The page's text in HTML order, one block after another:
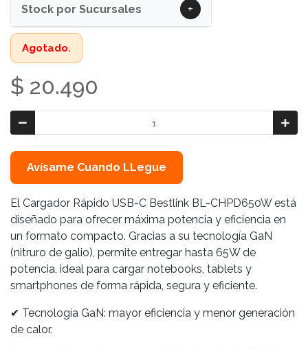
Stock por Sucursales +
Agotado.
$ 20.490
Avísame Cuando LLegue
El Cargador Rápido USB-C Bestlink BL-CHPD650W está
diseñado para ofrecer máxima potencia y eficiencia en
un formato compacto. Gracias a su tecnología GaN
(nitruro de galio), permite entregar hasta 65W de
potencia, ideal para cargar notebooks, tablets y
smartphones de forma rápida, segura y eficiente.
✔ Tecnología GaN: mayor eficiencia y menor generación
de calor.